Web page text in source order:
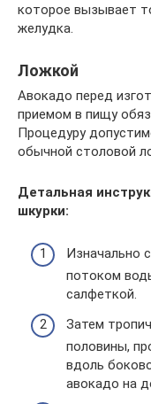
которое вызывает
желудка.
Ложкой
Авокадо перед
приемом в пищу
Процедуру
обычной столовой
Детальная
шкурки:
Изначально
потоком
салфеткой.
Затем
половины,
вдоль
авокадо на